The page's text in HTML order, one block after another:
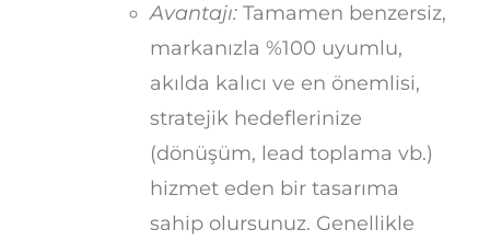
Avantajı: Tamamen benzersiz,
markanızla %100 uyumlu,
akılda kalıcı ve en önemlisi,
stratejik hedeflerinize
(dönüşüm, lead toplama vb.)
hizmet eden bir tasarıma
sahip olursunuz. Genellikle